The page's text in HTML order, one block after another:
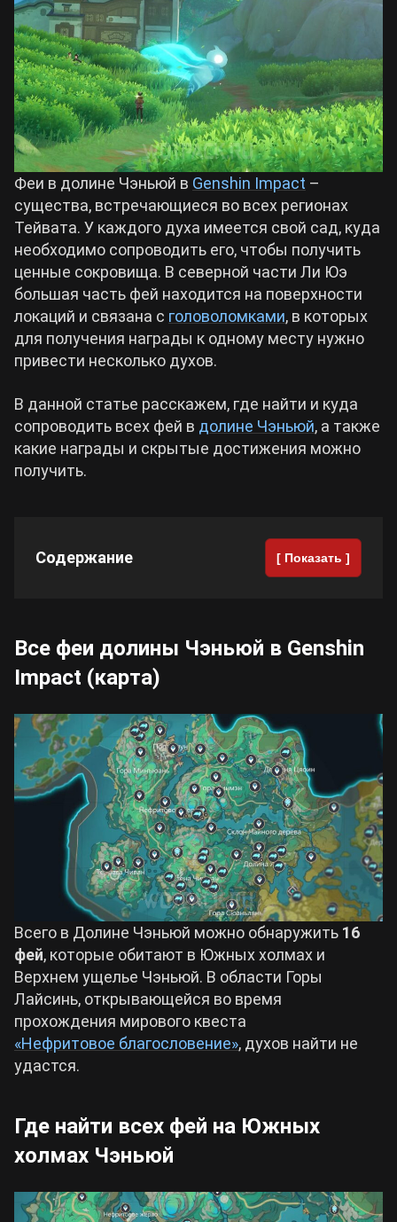
Crimson Desert
Zenless Zone Zero
Kingdom Come: Deliverance 2
Path of Exile 2
Wuthering Waves
Roblox
Cyberpunk 2077
Билды Arknights: Endfield
Билды Wuthering Waves
Билды Cyberpunk 2077
Билды Path of Exile 2
Феи в долине Чэньюй в Genshin Impact –
существа, встречающиеся во всех регионах
Тейвата. У каждого духа имеется свой сад, куда
необходимо сопроводить его, чтобы получить
ценные сокровища. В северной части Ли Юэ
большая часть фей находится на поверхности
локаций и связана с головоломками, в которых
для получения награды к одному месту нужно
привести несколько духов.
В данной статье расскажем, где найти и куда
сопроводить всех фей в долине Чэньюй, а также
какие награды и скрытые достижения можно
получить.
Содержание [ Показать ]
Все феи долины Чэньюй в Genshin
Impact (карта)
Всего в Долине Чэньюй можно обнаружить 16
фей, которые обитают в Южных холмах и
Верхнем ущелье Чэньюй. В области Горы
Лайсинь, открывающейся во время
прохождения мирового квеста
«Нефритовое благословение», духов найти не
удастся.
Где найти всех фей на Южных
холмах Чэньюй